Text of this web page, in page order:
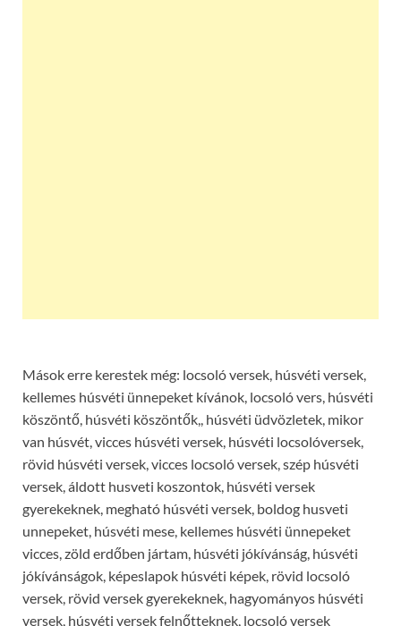
Mások erre kerestek még: locsoló versek, húsvéti versek,
kellemes húsvéti ünnepeket kívánok, locsoló vers, húsvéti
köszöntő, húsvéti köszöntők,, húsvéti üdvözletek, mikor
van húsvét, vicces húsvéti versek, húsvéti locsolóversek,
rövid húsvéti versek, vicces locsoló versek, szép húsvéti
versek, áldott husveti koszontok, húsvéti versek
gyerekeknek, megható húsvéti versek, boldog husveti
unnepeket, húsvéti mese, kellemes húsvéti ünnepeket
vicces, zöld erdőben jártam, húsvéti jókívánság, húsvéti
jókívánságok, képeslapok húsvéti képek, rövid locsoló
versek, rövid versek gyerekeknek, hagyományos húsvéti
versek, húsvéti versek felnőtteknek, locsoló versek